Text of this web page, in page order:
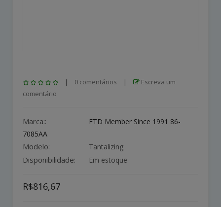
| 0 comentários |
Escreva um
comentário
Marca::
FTD Member Since 1991 86-
7085AA
Modelo: Tantalizing
Disponibilidade: Em estoque
R$816,67